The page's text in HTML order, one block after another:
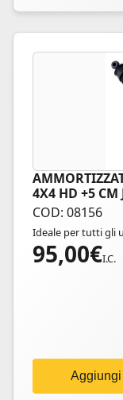
4X4 HD +5 CM
COD: 08156
Ideale per tutti gli
95,00€I.C.